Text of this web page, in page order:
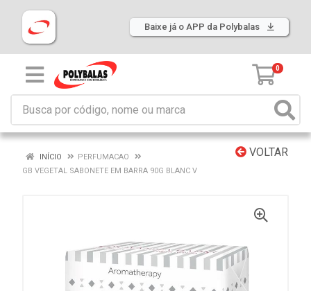
Baixe já o APP da Polybalas
0
VOLTAR
INÍCIO
PERFUMACAO
GB VEGETAL SABONETE EM BARRA 90G BLANC V